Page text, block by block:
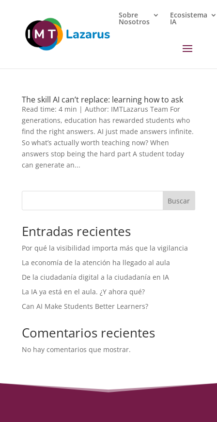
Sobre
Nosotros
Ecosistema
IA
The skill AI can’t replace: learning how to ask
Read time: 4 min | Author: IMTLazarus Team For
generations, education has rewarded students who
find the right answers. AI just made answers infinite.
So what’s actually worth teaching now? When
answers stop being the hard part A student today
can generate an...
Buscar
Entradas recientes
Por qué la visibilidad importa más que la vigilancia
La economía de la atención ha llegado al aula
De la ciudadanía digital a la ciudadanía en IA
La IA ya está en el aula. ¿Y ahora qué?
Can AI Make Students Better Learners?
Comentarios recientes
No hay comentarios que mostrar.